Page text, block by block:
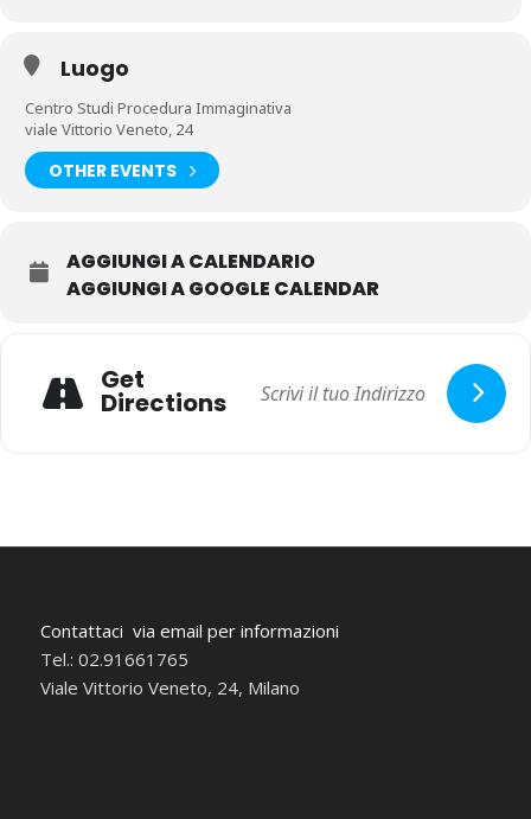
Luogo
Centro Studi Procedura Immaginativa
viale Vittorio Veneto, 24
OTHER EVENTS
AGGIUNGI A CALENDARIO
AGGIUNGI A GOOGLE CALENDAR
Get
Directions
Contattaci via email per informazioni
Tel.: 02.91661765
Viale Vittorio Veneto, 24, Milano